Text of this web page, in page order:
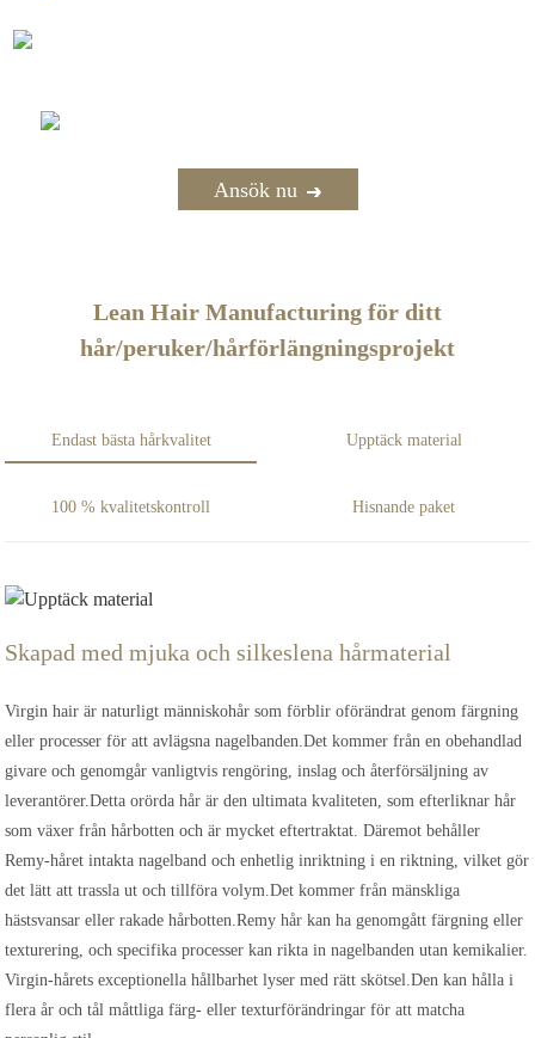
Ansök nu
Lean Hair Manufacturing för ditt
hår/peruker/hårförlängningsprojekt
Endast bästa hårkvalitet Upptäck material
100 % kvalitetskontroll Hisnande paket
Skapad med mjuka och silkeslena hårmaterial
Virgin hair är naturligt människohår som förblir oförändrat genom färgning
eller processer för att avlägsna nagelbanden.Det kommer från en obehandlad
givare och genomgår vanligtvis rengöring, inslag och återförsäljning av
leverantörer.Detta orörda hår är den ultimata kvaliteten, som efterliknar hår
som växer från hårbotten och är mycket eftertraktat. Däremot behåller
Remy-håret intakta nagelband och enhetlig inriktning i en riktning, vilket gör
det lätt att trassla ut och tillföra volym.Det kommer från mänskliga
hästsvansar eller rakade hårbotten.Remy hår kan ha genomgått färgning eller
texturering, och specifika processer kan rikta in nagelbanden utan kemikalier.
Virgin-hårets exceptionella hållbarhet lyser med rätt skötsel.Den kan hålla i
flera år och tål måttliga färg- eller texturförändringar för att matcha